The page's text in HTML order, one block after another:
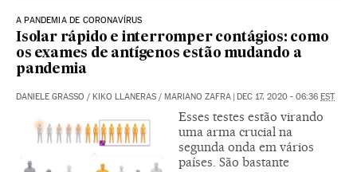
A PANDEMIA DE CORONAVÍRUS
Isolar rápido e interromper contágios: como
os exames de antígenos estão mudando a
pandemia
DANIELE GRASSO / KIKO LLANERAS / MARIANO ZAFRA DEC 17, 2020 - 06:36 EST
Esses testes estão virando
uma arma crucial na
segunda onda em vários
países. São bastante